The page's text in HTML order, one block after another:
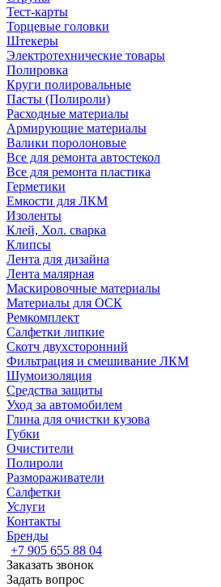
Тест-карты
Торцевые головки
Штекеры
Электротехнические товары
Полировка
Круги полировальные
Пасты (Полироли)
Расходные материалы
Армирующие материалы
Валики поролоновые
Все для ремонта автостекол
Все для ремонта пластика
Герметики
Емкости для ЛКМ
Изоленты
Клей, Хол. сварка
Клипсы
Лента для дизайна
Лента малярная
Маскировочные материалы
Материалы для ОСК
Ремкомплект
Салфетки липкие
Скотч двухсторонний
Фильтрация и смешивание ЛКМ
Шумоизоляция
Средства защиты
Уход за автомобилем
Глина для очистки кузова
Губки
Очистители
Полироли
Размораживатели
Салфетки
Услуги
Контакты
Бренды
+7 905 655 88 04
Заказать звонок
Задать вопрос